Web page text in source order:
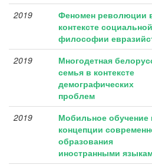
2019
Феномен революции
контексте социальной
философии
2019
Многодетная
семья в контексте
демографических
проблем
2019
Мобильное обучение
концепции
образования
иностранными